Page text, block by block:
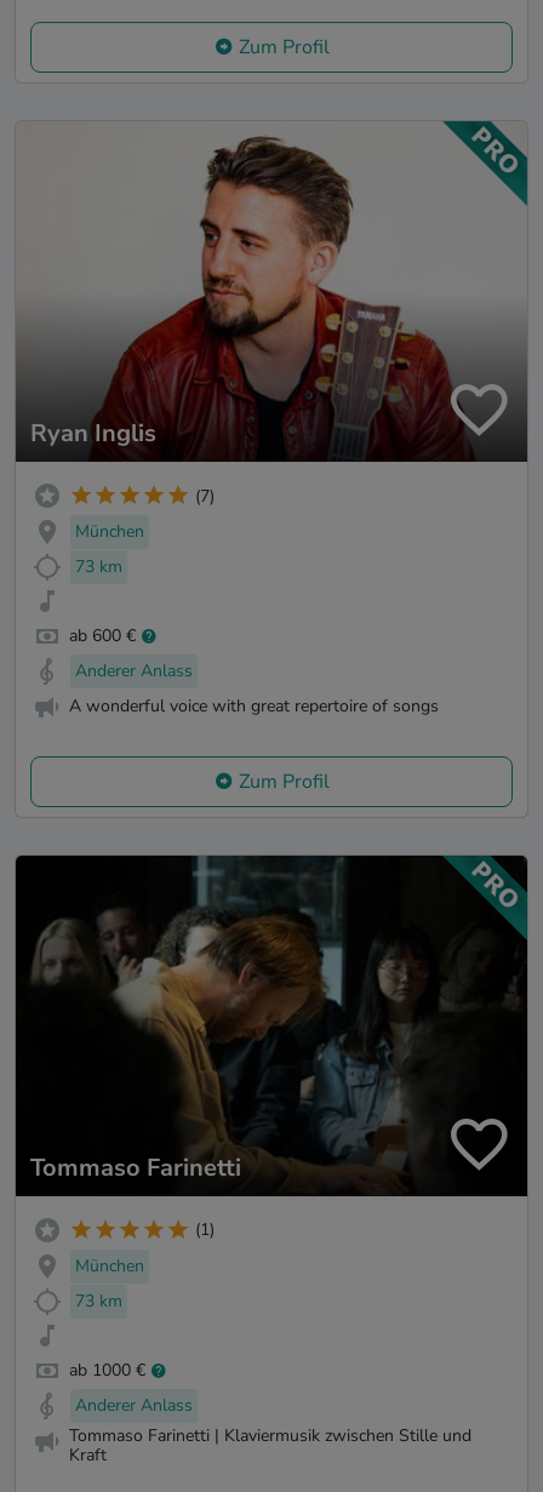
Zum Profil
Ryan Inglis
(7)
München
73 km
ab 600 €
Anderer Anlass
A wonderful voice with great repertoire of songs
Zum Profil
Tommaso Farinetti
(1)
München
73 km
ab 1000 €
Anderer Anlass
Tommaso Farinetti | Klaviermusik zwischen Stille und
Kraft